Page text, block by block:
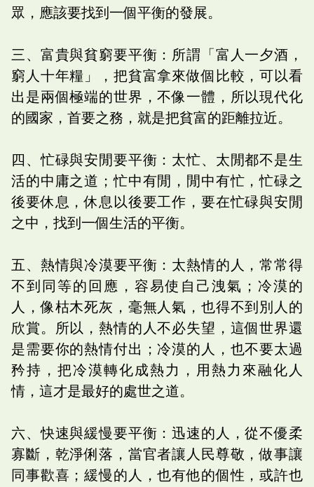
眾，應該要找到一個平衡的發展。
三、富貴與貧窮要平衡：所謂「富人一夕酒，
窮人十年糧」，把貧富拿來做個比較，可以看
出是兩個極端的世界，不像一體，所以現代化
的國家，首要之務，就是把貧富的距離拉近。
四、忙碌與安閒要平衡：太忙、太閒都不是生
活的中庸之道；忙中有閒，閒中有忙，忙碌之
後要休息，休息以後要工作，要在忙碌與安閒
之中，找到一個生活的平衡。
五、熱情與冷漠要平衡：太熱情的人，常常得
不到同等的回應，容易使自己洩氣；冷漠的
人，像枯木死灰，毫無人氣，也得不到別人的
欣賞。所以，熱情的人不必失望，這個世界還
是需要你的熱情付出；冷漠的人，也不要太過
矜持，把冷漠轉化成熱力，用熱力來融化人
情，這才是最好的處世之道。
六、快速與緩慢要平衡：迅速的人，從不優柔
寡斷，乾淨俐落，當官者讓人民尊敬，做事讓
同事歡喜；緩慢的人，也有他的個性，或許也